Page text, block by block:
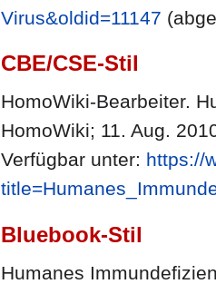
Virus&oldid=11147
CBE/CSE-Stil
HomoWiki-Bearbeiter.
HomoWiki; 11. Aug.
Verfügbar unter: https://
Bluebook-Stil
Humanes